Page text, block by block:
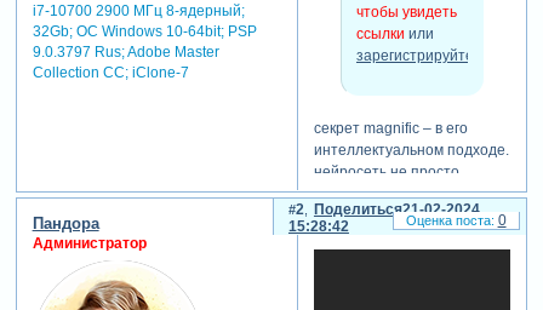
i7-10700 2900 МГц 8-ядерный;
32Gb; ОС Windows 10-64bit; PSP
9.0.3797 Rus; Adobe Master
Collection СС; iClone-7
чтобы увидеть
ссылки или
зарегистрируйтесь
секрет magnific – в его
интеллектуальном подходе.
нейросеть не просто
увеличивает пиксели, а
анализирует изображение,
распознавая объекты и
Поделиться
2
21-02-2024
15:28:42
Пандора
Администратор
0